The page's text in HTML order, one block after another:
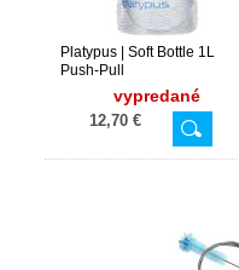
Platypus | Soft Bottle 1L
Push-Pull
vypredané
12,70 €